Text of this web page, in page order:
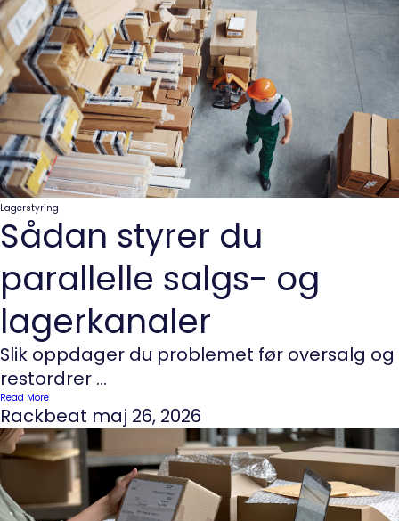
Lagerstyring
Sådan styrer du
parallelle salgs- og
lagerkanaler
Slik oppdager du problemet før oversalg og
restordrer ...
Read More
Rackbeat maj 26, 2026